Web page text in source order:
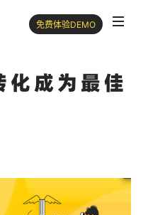
免费体验DEMO
成为最佳